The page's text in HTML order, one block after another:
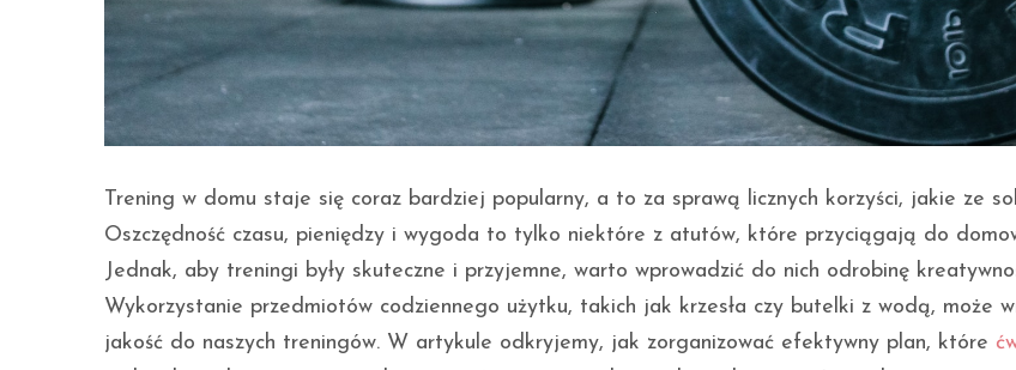
Trening w domu staje się coraz bardziej popularny, a to za sprawą licznych korzyści, jakie ze
Oszczędność czasu, pieniędzy i wygoda to tylko niektóre z atutów, które przyciągają do
Jednak, aby treningi były skuteczne i przyjemne, warto wprowadzić do nich odrobinę
Wykorzystanie przedmiotów codziennego użytku, takich jak krzesła czy butelki z wodą, może
jakość do naszych treningów. W artykule odkryjemy, jak zorganizować efektywny plan, które